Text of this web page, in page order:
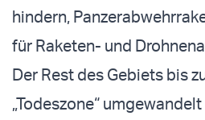
hindern,
für Raketen- und
Der Rest des Gebiets bis
„Todeszone“